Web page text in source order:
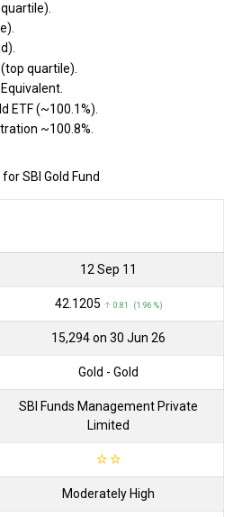
quartile).
ETF (~100.1%).
~100.8%.
SBI Gold Fund
12 Sep 11
₹42.1205 ↑ 0.81 (1.96 %)
₹15,294 on 30 Jun 26
Gold - Gold
SBI Funds Management Private
Limited
☆☆
Moderately High